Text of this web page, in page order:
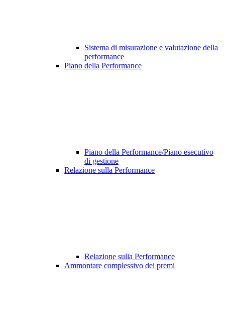
Sistema di misurazione e valutazione della
performance
Piano della Performance
Piano della Performance/Piano esecutivo
di gestione
Relazione sulla Performance
Relazione sulla Performance
Ammontare complessivo dei premi